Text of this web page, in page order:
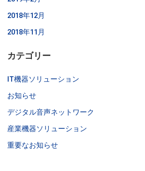
2018年12月
2018年11月
カテゴリー
IT機器ソリューション
お知らせ
デジタル音声ネットワーク
産業機器ソリューション
重要なお知らせ